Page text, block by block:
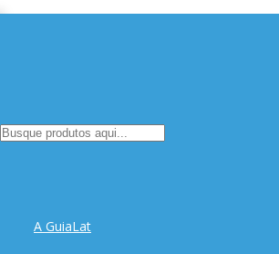
A GuiaLat